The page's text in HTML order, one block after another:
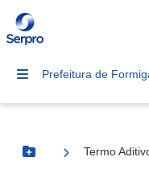
Prefeitura de
Botão Menu
Termo